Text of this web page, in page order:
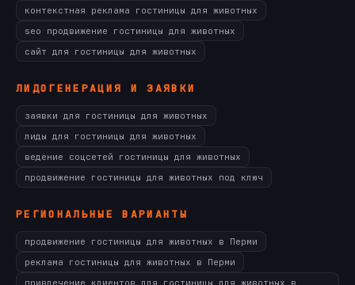
контекстная реклама гостиницы для животных
seo продвижение гостиницы для животных
сайт для гостиницы для животных
ЛИДОГЕНЕРАЦИЯ И ЗАЯВКИ
заявки для гостиницы для животных
лиды для гостиницы для животных
ведение соцсетей гостиницы для животных
продвижение гостиницы для животных под ключ
РЕГИОНАЛЬНЫЕ ВАРИАНТЫ
продвижение гостиницы для животных в Перми
реклама гостиницы для животных в Перми
привлечение клиентов для гостиницы для животных в